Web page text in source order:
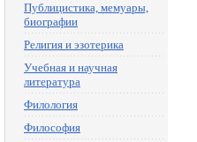
Публицистика, мемуары,
биографии
Религия и эзотерика
Учебная и научная
литература
Филология
Философия